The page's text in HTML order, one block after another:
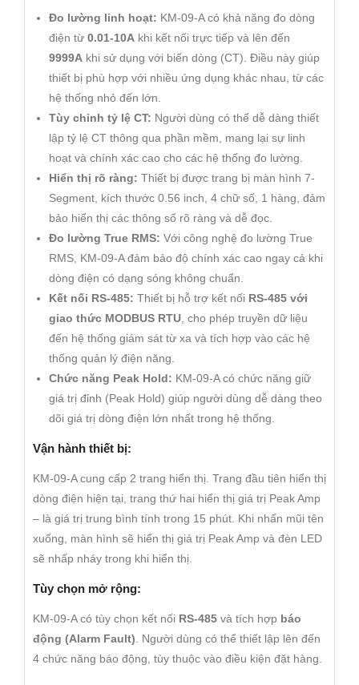
Đo lường linh hoạt: KM-09-A có khả năng đo dòng
điện từ 0.01-10A khi kết nối trực tiếp và lên đến
9999A khi sử dụng với biến dòng (CT). Điều này giúp
thiết bị phù hợp với nhiều ứng dụng khác nhau, từ các
hệ thống nhỏ đến lớn.
Tùy chỉnh tỷ lệ CT: Người dùng có thể dễ dàng thiết
lập tỷ lệ CT thông qua phần mềm, mang lại sự linh
hoạt và chính xác cao cho các hệ thống đo lường.
Hiển thị rõ ràng: Thiết bị được trang bị màn hình 7-
Segment, kích thước 0.56 inch, 4 chữ số, 1 hàng, đảm
bảo hiển thị các thông số rõ ràng và dễ đọc.
Đo lường True RMS: Với công nghệ đo lường True
RMS, KM-09-A đảm bảo độ chính xác cao ngay cả khi
dòng điện có dạng sóng không chuẩn.
Kết nối RS-485: Thiết bị hỗ trợ kết nối RS-485 với
giao thức MODBUS RTU , cho phép truyền dữ liệu
đến hệ thống giám sát từ xa và tích hợp vào các hệ
thống quản lý điện năng.
Chức năng Peak Hold: KM-09-A có chức năng giữ
giá trị đỉnh (Peak Hold) giúp người dùng dễ dàng theo
dõi giá trị dòng điện lớn nhất trong hệ thống.
Vận hành thiết bị:
KM-09-A cung cấp 2 trang hiển thị. Trang đầu tiên hiển thị
dòng điện hiện tại, trang thứ hai hiển thị giá trị Peak Amp
– là giá trị trung bình tính trong 15 phút. Khi nhấn mũi tên
xuống, màn hình sẽ hiển thị giá trị Peak Amp và đèn LED
sẽ nhấp nháy trong khi hiển thị.
Tùy chọn mở rộng:
KM-09-A có tùy chọn kết nối RS-485 và tích hợp báo
động (Alarm Fault) . Người dùng có thể thiết lập lên đến
4 chức năng báo động, tùy thuộc vào điều kiện đặt hàng.